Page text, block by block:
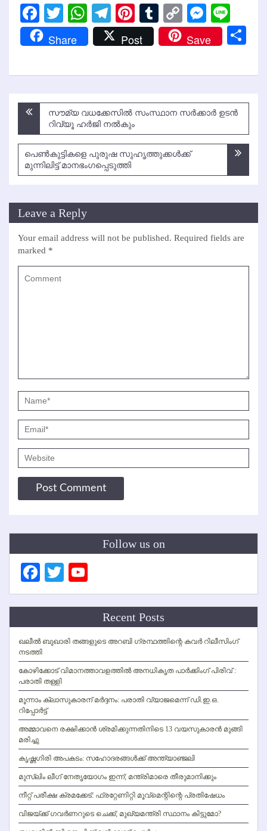
Facebook
Twitter
WhatsApp
Telegram
Pinterest
Tumblr
Copy
Link
Share Post Save
Post
navigation
സൗമ്യ വധക്കേസില്‍ സംസ്ഥാന സര്‍ക്കാര്‍ ഉടന്‍
റിവ്യൂ ഹര്‍ജി നല്‍കും
പെണ്‍കുട്ടികളെ പുരുഷ സുഹൃത്തുക്കള്‍ക്ക്
മുന്നിലിട്ട് മാനഭംഗപ്പെടുത്തി
Leave a Reply
Your email address will not be published. Required fields are
marked *
Follow us on
Facebook
Twitter
Channel
Recent Posts
ഖലീല്‍ ബുഖാരി തങ്ങളുടെ അറബി ഗ്രന്ഥത്തിന്റെ കവര്‍ റിലീസിംഗ്
നടത്തി
കോഴിക്കോട് വിമാനത്താവളത്തില്‍ അനധികൃത പാര്‍ക്കിംഗ് പിരിവ് :
പരാതി തള്ളി
മൂന്നാം ക്ലാസുകാരന് മര്‍ദ്ദനം: പരാതി വ്യാജമെന്ന് ഡി.ഇ.ഒ.
റിപ്പോര്‍ട്ട്
അമ്മാവനെ രക്ഷിക്കാന്‍ ശ്രമിക്കുന്നതിനിടെ 13 വയസുകാരന്‍ മുങ്ങി
മരിച്ചു
കൃഷ്ണഗിരി അപകടം: സഹോദരങ്ങള്‍ക്ക് അന്ത്യാഞ്ജലി
മുസ്ലിം ലീഗ് നേതൃയോഗം ഇന്ന്; മന്ത്രിമാരെ തീരുമാനിക്കും
നീറ്റ് പരീക്ഷ ക്രമക്കേട്: ഫ്രറ്റേണിറ്റി മൂവ്‌മെന്റിന്റെ പ്രതിഷേധം
വിജയ്ക്ക് ഗവര്‍ണറുടെ ചെക്ക്; മുഖ്യമന്ത്രി സ്ഥാനം കിട്ടുമോ?